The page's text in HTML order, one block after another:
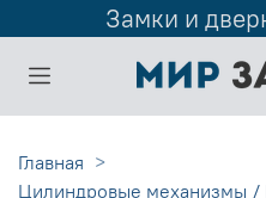
Замки и
Главная
Цилиндровые механизмы /